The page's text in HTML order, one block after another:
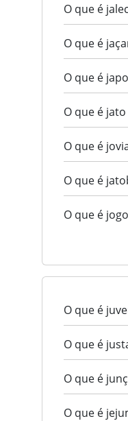
O que é
O que é
O que é
O que é jato
O que é
O que é
O que é
O que é
O que é
O que é
O que é